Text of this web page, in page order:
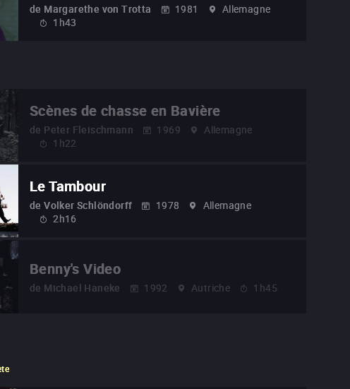
de Margarethe von Trotta 1981
Allemagne
1h43
Scènes de chasse en Bavière
de Peter Fleischmann 1969
Allemagne
1h22
Le Tambour
de Volker Schlöndorff 1978
Allemagne
2h16
Benny's Video
de Michael Haneke 1992 Autriche 1h45